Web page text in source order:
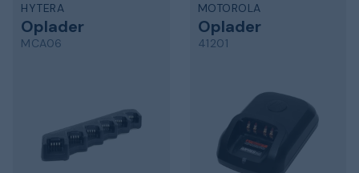
HYTERA
Oplader
MCA06
MOTOROLA
Oplader
41201